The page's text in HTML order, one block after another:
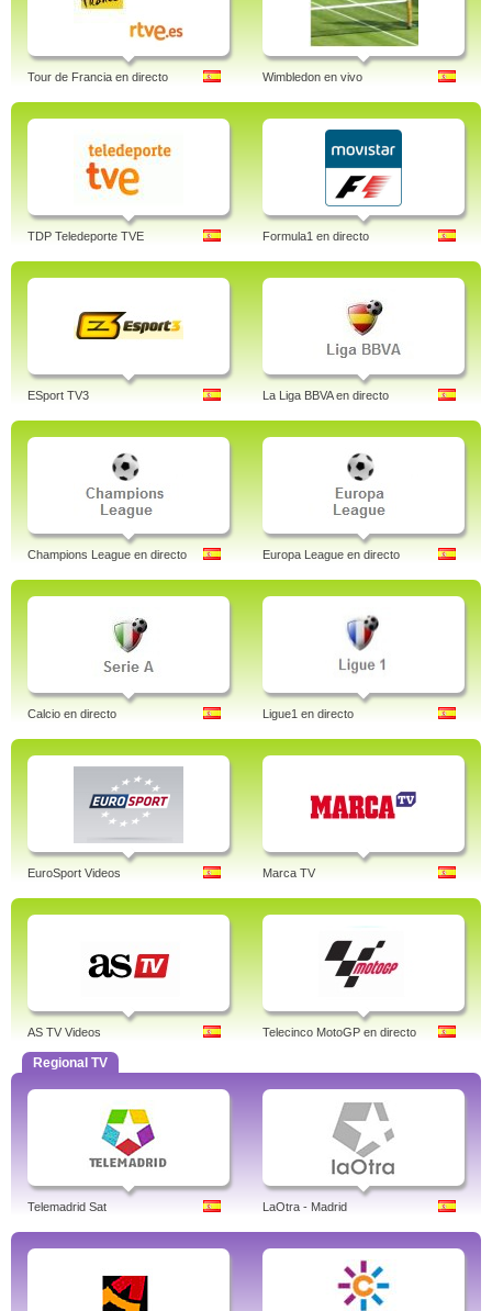
Tour de Francia en directo Wimbledon en vivo
TDP Teledeporte TVE Formula1 en directo
ESport TV3 La Liga BBVA en directo
Champions League en directo Europa League en directo
Calcio en directo Ligue1 en directo
EuroSport Videos Marca TV
AS TV Videos Telecinco MotoGP en directo
Regional TV
Telemadrid Sat LaOtra - Madrid